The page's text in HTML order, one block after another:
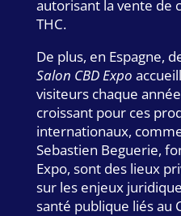
autorisant la vente de
THC.
De plus, en Espagne,
Salon CBD Expo
visiteurs chaque
croissant pour ces
internationaux,
Sebastien Beguerie,
Expo, sont des lieux
sur les enjeux
santé publique liés au